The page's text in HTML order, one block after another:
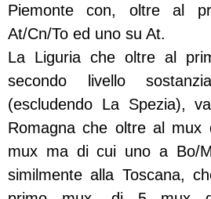
Piemonte con, oltre al
At/Cn/To ed uno su At.
La Liguria che oltre al
secondo livello
(escludendo La Spezia),
Romagna che oltre al mux
mux ma di cui uno a Bo/
similmente alla Toscana,